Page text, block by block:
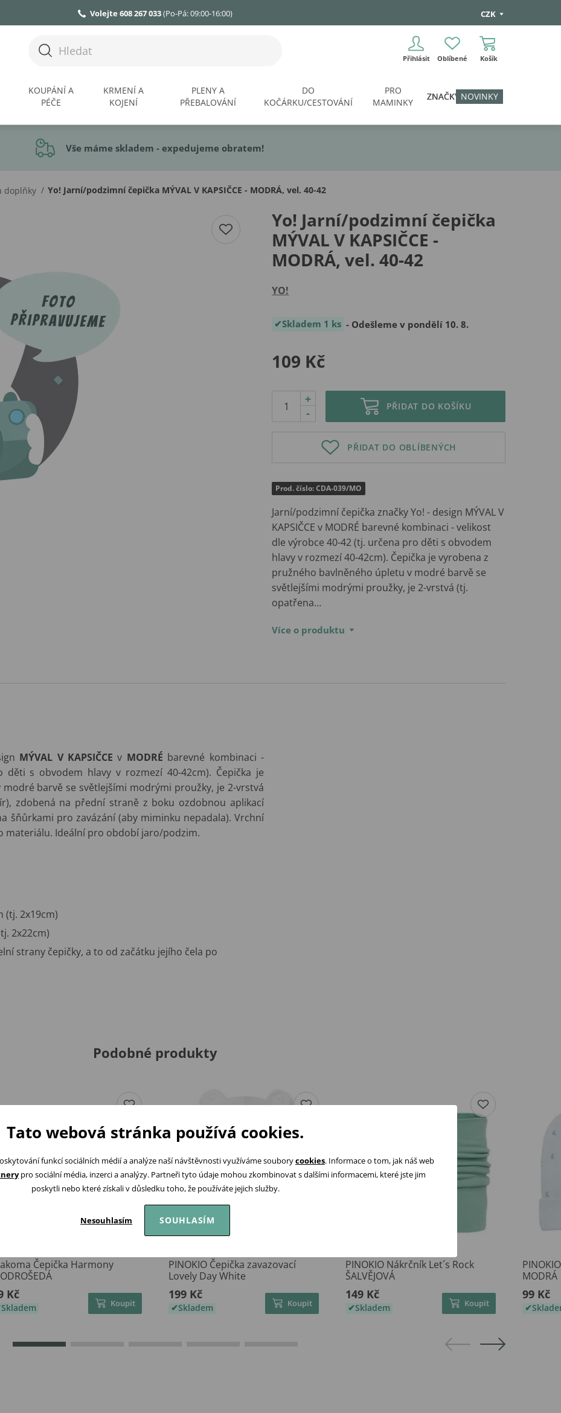
Volejte 608 267 033(Po-Pá: 09:00-16:00) CZK
Přihlásit Oblíbené Košík
KOUPÁNÍ A
PÉČE
KRMENÍ A
KOJENÍ
PLENY A
PŘEBALOVÁNÍ
DO
KOČÁRKU/CESTOVÁNÍ
PRO
MAMINKY
ZNAČKY NOVINKY
Vše máme skladem - expedujeme obratem!
doplňky / Yo! Jarní/podzimní čepička MÝVAL V KAPSIČCE - MODRÁ, vel. 40-42
Yo! Jarní/podzimní čepička
MÝVAL V KAPSIČCE -
MODRÁ, vel. 40-42
YO!
Skladem 1 ks - Odešleme v pondělí 10. 8.
109 Kč
-
+
PŘIDAT DO KOŠÍKU
PŘIDAT DO OBLÍBENÝCH
Prod. číslo: CDA-039/MO
Jarní/podzimní čepička značky Yo! - design MÝVAL V
KAPSIČCE v MODRÉ barevné kombinaci - velikost
dle výrobce 40-42 (tj. určena pro děti s obvodem
hlavy v rozmezí 40-42cm). Čepička je vyrobena z
pružného bavlněného úpletu v modré barvě se
světlejšími modrými proužky, je 2-vrstvá (tj.
opatřena…
Více o produktu
MÝVAL V KAPSIČCE v MODRÉ barevné kombinaci -
s obvodem hlavy v rozmezí 40-42cm). Čepička je
barvě se světlejšími modrými proužky, je 2-vrstvá
zdobená na přední straně z boku ozdobnou aplikací
šňůrkami pro zavázání (aby miminku nepadala). Vrchní
materiálu. Ideální pro období jaro/podzim.
(tj. 2x19cm)
2x22cm)
strany čepičky, a to od začátku jejího čela po
Podobné produkty
Čepička Harmony
Kč
Skladem Koupit
PINOKIO Čepička zavazovací
Lovely Day White
199 Kč
Skladem Koupit
PINOKIO Nákrčník Let´s Rock
ŠALVĚJOVÁ
149 Kč
Skladem Koupit
MODRÁ
99 Kč
Tato webová stránka používá cookies.
funkcí sociálních médií a analýze naší návštěvnosti využíváme souborycookies. Informace o tom, jak náš web
pro sociální média, inzerci a analýzy. Partneři tyto údaje mohou zkombinovat s dalšími informacemi, které jste jim
poskytli nebo které získali v důsledku toho, že používáte jejich služby.
Nesouhlasím SOUHLASÍM